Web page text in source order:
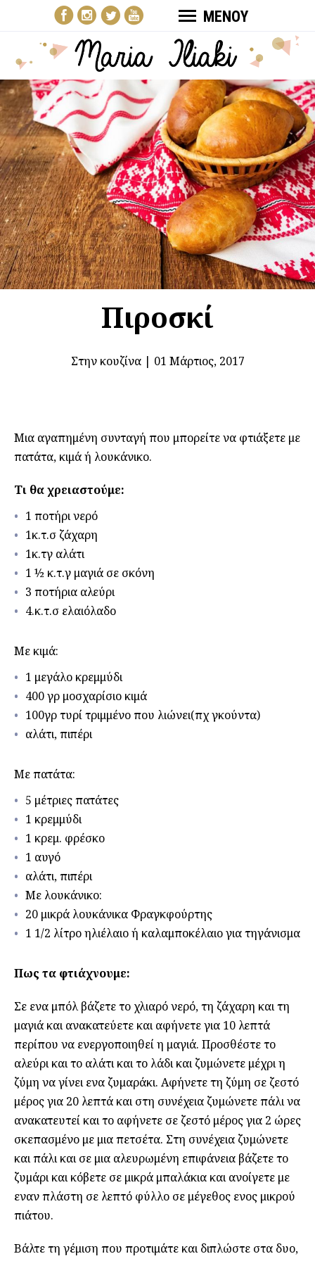
ΜΕΝΟΥ
Πιροσκί
Στην κουζίνα| 01 Μάρτιος, 2017
Μια αγαπημένη συνταγή που μπορείτε να φτιάξετε με
πατάτα, κιμά ή λουκάνικο.
Τι θα χρειαστούμε:
1 ποτήρι νερό
1κ.τ.σ ζάχαρη
1κ.τγ αλάτι
1 ½ κ.τ.γ μαγιά σε σκόνη
3 ποτήρια αλεύρι
4.κ.τ.σ ελαιόλαδο
Με κιμά:
1 μεγάλο κρεμμύδι
400 γρ μοσχαρίσιο κιμά
100γρ τυρί τριμμένο που λιώνει(πχ γκούντα)
αλάτι, πιπέρι
Με πατάτα:
5 μέτριες πατάτες
1 κρεμμύδι
1 κρεμ. φρέσκο
1 αυγό
αλάτι, πιπέρι
Με λουκάνικο:
20 μικρά λουκάνικα Φραγκφούρτης
1 1/2 λίτρο ηλιέλαιο ή καλαμποκέλαιο για τηγάνισμα
Πως τα φτιάχνουμε:
Σε ενα μπόλ βάζετε το χλιαρό νερό, τη ζάχαρη και τη
μαγιά και ανακατεύετε και αφήνετε για 10 λεπτά
περίπου να ενεργοποιηθεί η μαγιά. Προσθέστε το
αλεύρι και το αλάτι και το λάδι και ζυμώνετε μέχρι η
ζύμη να γίνει ενα ζυμαράκι. Αφήνετε τη ζύμη σε ζεστό
μέρος για 20 λεπτά και στη συνέχεια ζυμώνετε πάλι να
ανακατευτεί και το αφήνετε σε ζεστό μέρος για 2 ώρες
σκεπασμένο με μια πετσέτα. Στη συνέχεια ζυμώνετε
και πάλι και σε μια αλευρωμένη επιφάνεια βάζετε το
ζυμάρι και κόβετε σε μικρά μπαλάκια και ανοίγετε με
εναν πλάστη σε λεπτό φύλλο σε μέγεθος ενος μικρού
πιάτου.
Βάλτε τη γέμιση που προτιμάτε και διπλώστε στα δυο,